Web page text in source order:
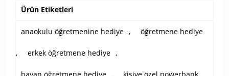
Ürün Etiketleri
anaokulu öğretmenine hediye , öğretmene hediye
, erkek öğretmene hediye ,